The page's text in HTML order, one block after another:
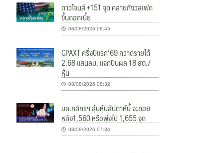
ดาวโจนส์ +151 จุด คลายกังวลเฟด
ขึ้นดอกเบี้ย
08/08/2026 08:45
CPAXT ครึ่งปีแรก’69 กวาดรายได้
2.68 แสนลบ. แจกปันผล 18 สต./
หุ้น
08/08/2026 08:32
บล.กสิกรฯ ลุ้นหุ้นสัปดาห์นี้ จะถอย
หลัง1,560 หรือพุ่งไป 1,655 จุด
08/08/2026 07:34